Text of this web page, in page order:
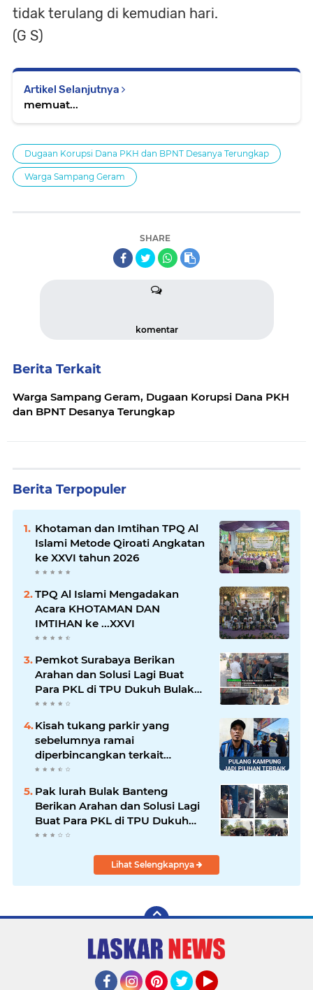
tidak terulang di kemudian hari.
(G S)
Artikel Selanjutnya
memuat...
Dugaan Korupsi Dana PKH dan BPNT Desanya Terungkap
Warga Sampang Geram
SHARE
komentar
Berita Terkait
Warga Sampang Geram, Dugaan Korupsi Dana PKH
dan BPNT Desanya Terungkap
Berita Terpopuler
Khotaman dan Imtihan TPQ Al
Islami Metode Qiroati Angkatan
ke XXVI tahun 2026
TPQ Al Islami Mengadakan
Acara KHOTAMAN DAN
IMTIHAN ke ...XXVI
Pemkot Surabaya Berikan
Arahan dan Solusi Lagi Buat
Para PKL di TPU Dukuh Bulak
Banteng Surabaya
Kisah tukang parkir yang
sebelumnya ramai
diperbincangkan terkait
persoalan parkir gratis di
sebuah minimarket di Bekasi
kini memasuki babak baru.
Pak lurah Bulak Banteng
Berikan Arahan dan Solusi Lagi
Buat Para PKL di TPU Dukuh
Bulak Banteng Surabaya
Lihat Selengkapnya